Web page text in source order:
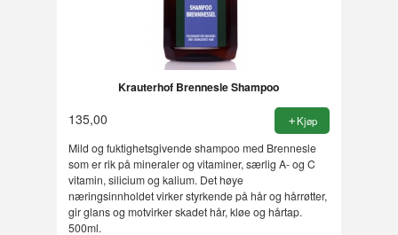
Krauterhof Brennesle Shampoo
135,00 Kjøp
Mild og fuktighetsgivende shampoo med Brennesle
som er rik på mineraler og vitaminer, særlig A- og C
vitamin, silicium og kalium. Det høye
næringsinnholdet virker styrkende på hår og hårrøtter,
gir glans og motvirker skadet hår, kløe og hårtap.
500ml.